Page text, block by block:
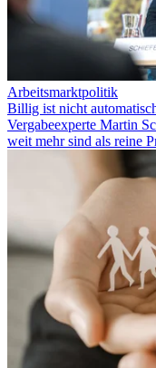
Arbeitsmarktpolitik
Billig ist nicht
Vergabeexperte Martin
weit mehr sind als reine